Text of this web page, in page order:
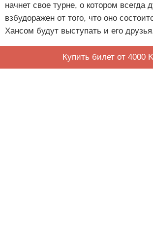
начнет свое турне, о котором всегда
взбудоражен от того, что оно
Хансом будут выступать и его
Купить билет от 4000